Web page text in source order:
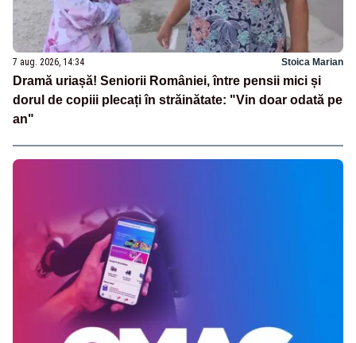
7 aug. 2026, 14:34 Stoica Marian
Dramă uriașă! Seniorii României, între pensii mici și
dorul de copiii plecați în străinătate: "Vin doar odată pe
an"